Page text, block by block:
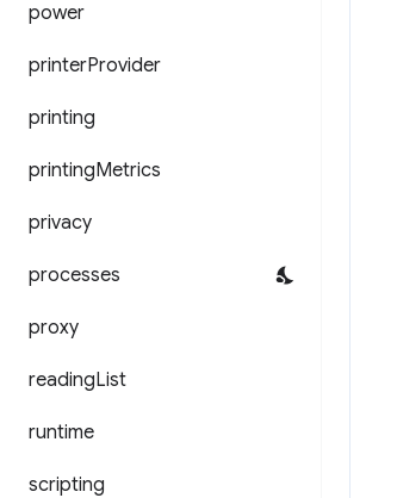
power
printerProvider
printing
printingMetrics
privacy
processes
proxy
readingList
runtime
scripting